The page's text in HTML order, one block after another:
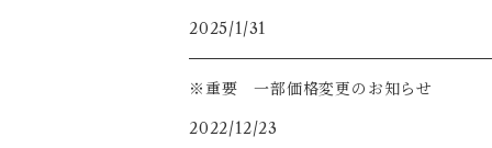
2025/1/31
※重要 一部価格変更のお知らせ
2022/12/23